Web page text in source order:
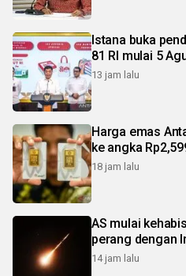
Istana buka
81 RI mulai 5
13 jam lalu
Harga emas
ke angka
18 jam lalu
AS mulai
perang dengan
14 jam lalu